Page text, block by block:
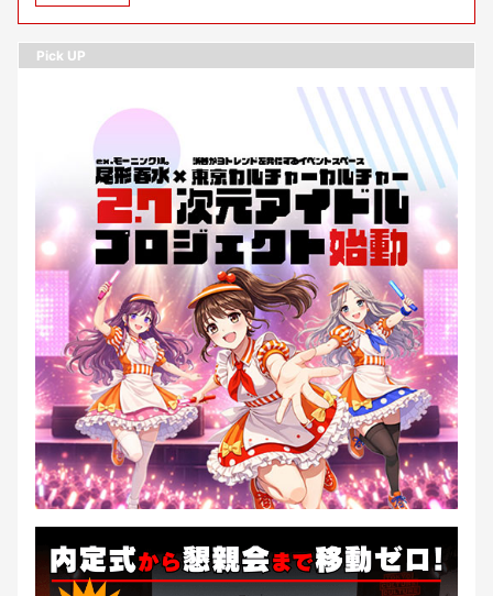
Pick UP